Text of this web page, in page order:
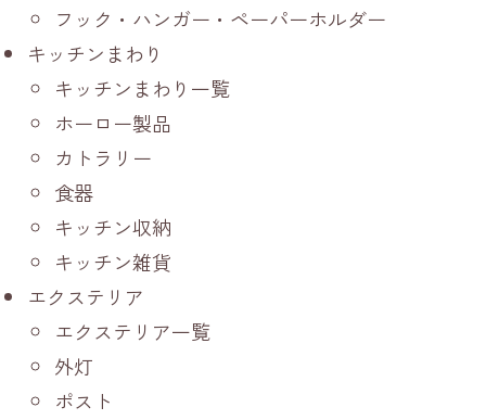
フック・ハンガー・ペーパーホルダー
キッチンまわり
キッチンまわり一覧
ホーロー製品
カトラリー
食器
キッチン収納
キッチン雑貨
エクステリア
エクステリア一覧
外灯
ポスト